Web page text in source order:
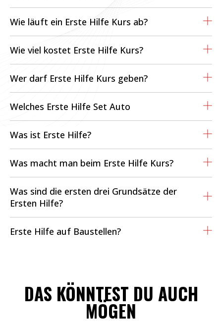
Wie läuft ein Erste Hilfe Kurs ab?
Wie viel kostet Erste Hilfe Kurs?
Wer darf Erste Hilfe Kurs geben?
Welches Erste Hilfe Set Auto
Was ist Erste Hilfe?
Was macht man beim Erste Hilfe Kurs?
Was sind die ersten drei Grundsätze der
Ersten Hilfe?
Erste Hilfe auf Baustellen?
DAS KÖNNTEST DU AUCH
MÖGEN